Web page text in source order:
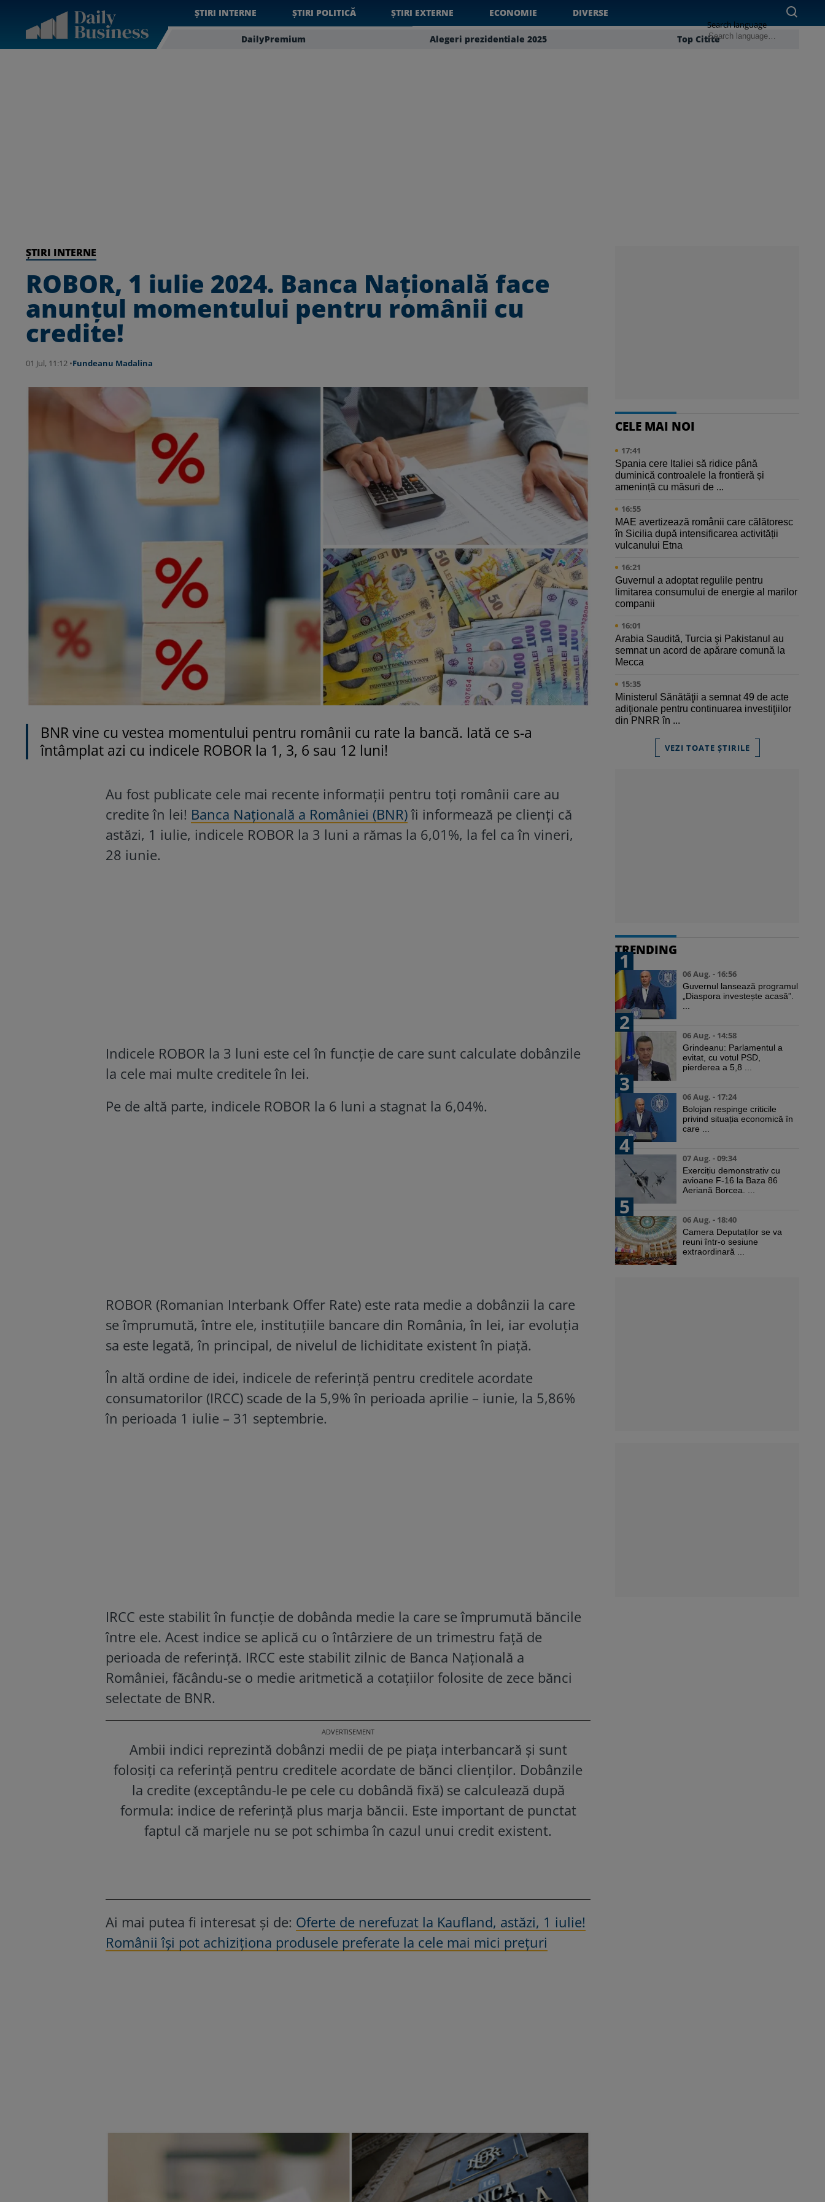
ȘTIRI INTERNE ȘTIRI POLITICĂ ȘTIRI EXTERNE ECONOMIE DIVERSE
DailyPremium Alegeri prezidentiale 2025 Top Citite
Search language
ȘTIRI INTERNE
ROBOR, 1 iulie 2024. Banca Națională face
anunțul momentului pentru românii cu
credite!
01 Jul, 11:12 •Fundeanu Madalina
BNR vine cu vestea momentului pentru românii cu rate la bancă. Iată ce s-a
întâmplat azi cu indicele ROBOR la 1, 3, 6 sau 12 luni!
Au fost publicate cele mai recente informații pentru toți românii care au
credite în lei! Banca Națională a României (BNR)îi informează pe clienți că
astăzi, 1 iulie, indicele ROBOR la 3 luni a rămas la 6,01%, la fel ca în vineri,
28 iunie.
Indicele ROBOR la 3 luni este cel în funcție de care sunt calculate dobânzile
la cele mai multe creditele în lei.
Pe de altă parte, indicele ROBOR la 6 luni a stagnat la 6,04%.
ROBOR (Romanian Interbank Offer Rate) este rata medie a dobânzii la care
se împrumută, între ele, instituțiile bancare din România, în lei, iar evoluția
sa este legată, în principal, de nivelul de lichiditate existent în piață.
În altă ordine de idei, indicele de referință pentru creditele acordate
consumatorilor (IRCC) scade de la 5,9% în perioada aprilie – iunie, la 5,86%
în perioada 1 iulie – 31 septembrie.
IRCC este stabilit în funcție de dobânda medie la care se împrumută băncile
între ele. Acest indice se aplică cu o întârziere de un trimestru față de
perioada de referință. IRCC este stabilit zilnic de Banca Națională a
României, făcându-se o medie aritmetică a cotațiilor folosite de zece bănci
selectate de BNR.
Ambii indici reprezintă dobânzi medii de pe piața interbancară și sunt
folosiți ca referință pentru creditele acordate de bănci clienților. Dobânzile
la credite (exceptându-le pe cele cu dobândă fixă) se calculează după
formula: indice de referință plus marja băncii. Este important de punctat
faptul că marjele nu se pot schimba în cazul unui credit existent.
Ai mai putea fi interesat și de: Oferte de nerefuzat la Kaufland, astăzi, 1 iulie!
Românii își pot achiziționa produsele preferate la cele mai mici prețuri
CELE MAI NOI
17:41
Spania cere Italiei să ridice până
duminică controalele la frontieră și
amenință cu măsuri de ...
16:55
MAE avertizează românii care călătoresc
în Sicilia după intensificarea activității
vulcanului Etna
16:21
Guvernul a adoptat regulile pentru
limitarea consumului de energie al marilor
companii
16:01
Arabia Saudită, Turcia şi Pakistanul au
semnat un acord de apărare comună la
Mecca
15:35
Ministerul Sănătăţii a semnat 49 de acte
adiţionale pentru continuarea investiţiilor
din PNRR în ...
VEZI TOATE ȘTIRILE
TRENDING
1
06 Aug. - 16:56
Guvernul lansează programul
„Diaspora investește acasă”.
2
06 Aug. - 14:58
Grindeanu: Parlamentul a
evitat, cu votul PSD,
pierderea a 5,8 ...
3
06 Aug. - 17:24
Bolojan respinge criticile
privind situația economică în
care ...
4
07 Aug. - 09:34
Exercițiu demonstrativ cu
avioane F-16 la Baza 86
Aeriană Borcea. ...
5
06 Aug. - 18:40
Camera Deputaților se va
reuni într-o sesiune
extraordinară ...